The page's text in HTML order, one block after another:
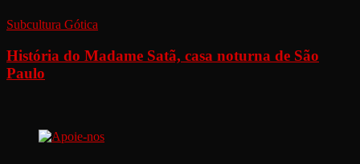
Subcultura Gótica
História do Madame Satã, casa noturna de São
Paulo